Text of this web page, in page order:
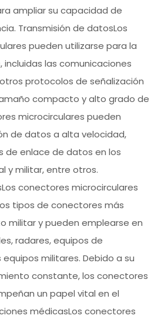
ampliar su capacidad de
Transmisión de datosLos
pueden utilizarse para la
las comunicaciones
otros protocolos de señalización
compacto y alto grado de
microcirculares pueden
de datos a alta velocidad,
de enlace de datos en los
y militar, entre otros.
conectores microcirculares
tipos de conectores más
militar y pueden emplearse en
radares, equipos de
militares. Debido a su
constante, los conectores
un papel vital en el
médicasLos conectores